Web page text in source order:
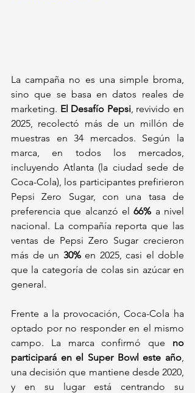
La campaña no es una simple broma,
sino que se basa en datos reales de
marketing. El Desafío Pepsi, revivido en
2025, recolectó más de un millón de
muestras en 34 mercados. Según la
marca, en todos los mercados,
incluyendo Atlanta (la ciudad sede de
Coca-Cola), los participantes prefirieron
Pepsi Zero Sugar, con una tasa de
preferencia que alcanzó el 66% a nivel
nacional. La compañía reporta que las
ventas de Pepsi Zero Sugar crecieron
más de un 30% en 2025, casi el doble
que la categoría de colas sin azúcar en
general.
Frente a la provocación, Coca-Cola ha
optado por no responder en el mismo
campo. La marca confirmó que no
participará en el Super Bowl este año
una decisión que mantiene desde 2020,
y en su lugar está centrando su